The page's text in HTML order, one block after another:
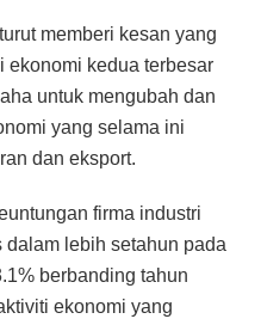
memberi kesan yang
ekonomi kedua terbesar
untuk mengubah dan
yang selama ini
dan eksport.
firma industri
dalam lebih setahun pada
berbanding tahun
ekonomi yang